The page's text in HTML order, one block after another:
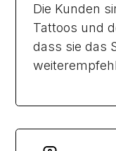
Die Kunden
Tattoos und
dass sie das